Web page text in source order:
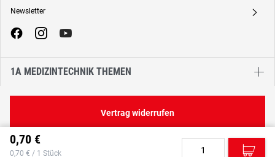
0,70 €
0,70 € / 1 Stück C
Newsletter A
1A MEDIZINTECHNIK THEMEN
Vertrag widerrufen